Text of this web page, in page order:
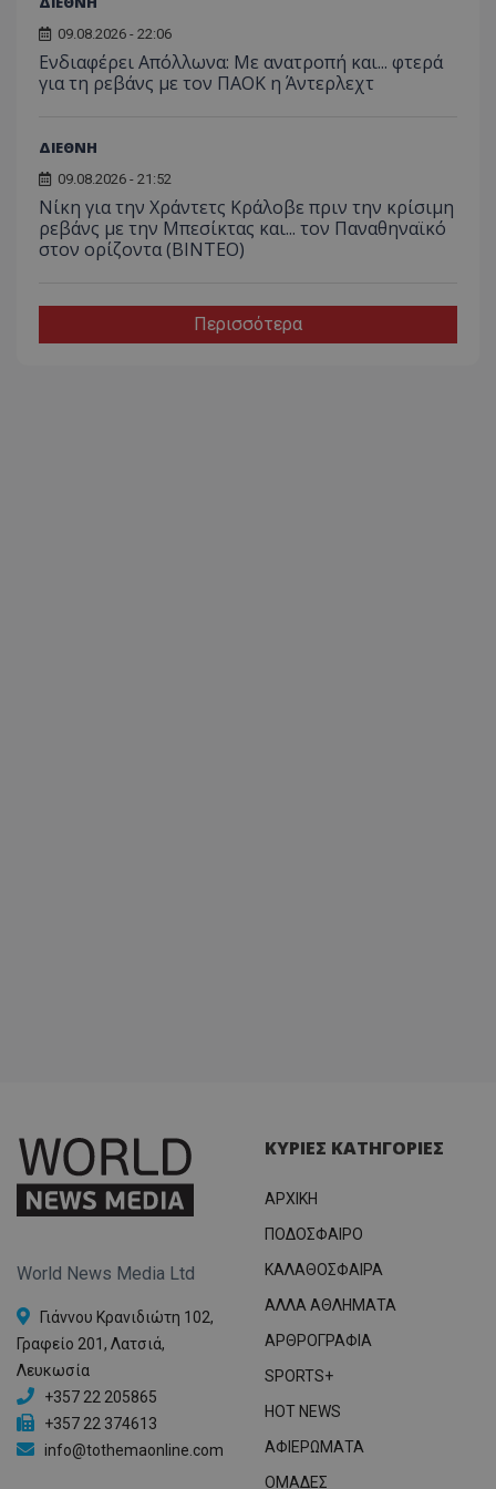
09.08.2026 - 22:06
Ενδιαφέρει Απόλλωνα: Με ανατροπή και... φτερά
για τη ρεβάνς με τον ΠΑΟΚ η Άντερλεχτ
ΔΙΕΘΝΗ
09.08.2026 - 21:52
Νίκη για την Χράντετς Κράλοβε πριν την κρίσιμη
ρεβάνς με την Μπεσίκτας και... τον Παναθηναϊκό
στον ορίζοντα (ΒΙΝΤΕΟ)
Περισσότερα
World News Media Ltd
Γιάννου Κρανιδιώτη 102,
Γραφείο 201, Λατσιά,
Λευκωσία
+357 22 205865
+357 22 374613
info@tothemaonline.com
ΚΥΡΙΕΣ ΚΑΤΗΓΟΡΙΕΣ
ΑΡΧΙΚΗ
ΠΟΔΟΣΦΑΙΡΟ
ΚΑΛΑΘΟΣΦΑΙΡΑ
ΑΛΛΑ ΑΘΛΗΜΑΤΑ
ΑΡΘΡΟΓΡΑΦΙΑ
SPORTS+
HOT NEWS
ΑΦΙΕΡΩΜΑΤΑ
ΟΜΑΔΕΣ